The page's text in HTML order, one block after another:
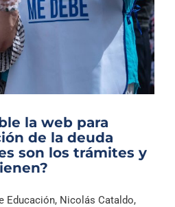
la web para
de la deuda
son los trámites y
Educación, Nicolás Cataldo,